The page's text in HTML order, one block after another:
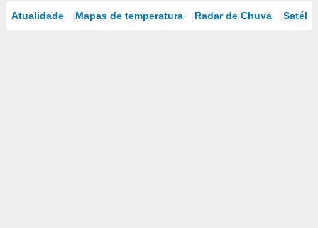
Atualidade Mapas de temperatura Radar de Chuva